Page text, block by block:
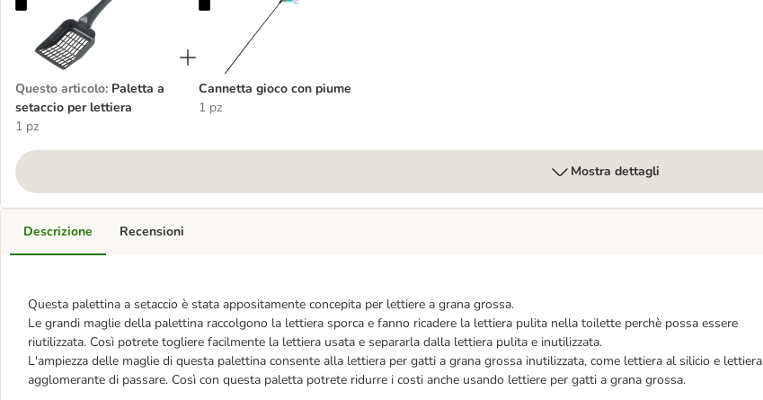
Paletta a setaccio per lettiera
Questo articolo: Paletta a
setaccio per lettiera
1 pz
Cannetta gioco con piume
Cannetta gioco con piume
1 pz
Mostra dettagli
Descrizione
Questa palettina a setaccio è stata appositamente concepita per lettiere a grana grossa.
Le grandi maglie della palettina raccolgono la lettiera sporca e fanno ricadere la lettiera pulita nella toilette perchè possa essere
riutilizzata. Così potrete togliere facilmente la lettiera usata e separarla dalla lettiera pulita e inutilizzata.
L'ampiezza delle maglie di questa palettina consente alla lettiera per gatti a grana grossa inutilizzata, come lettiera al silicio e lettiera
agglomerante di passare. Così con questa paletta potrete ridurre i costi anche usando lettiere per gatti a grana grossa.
Recensioni